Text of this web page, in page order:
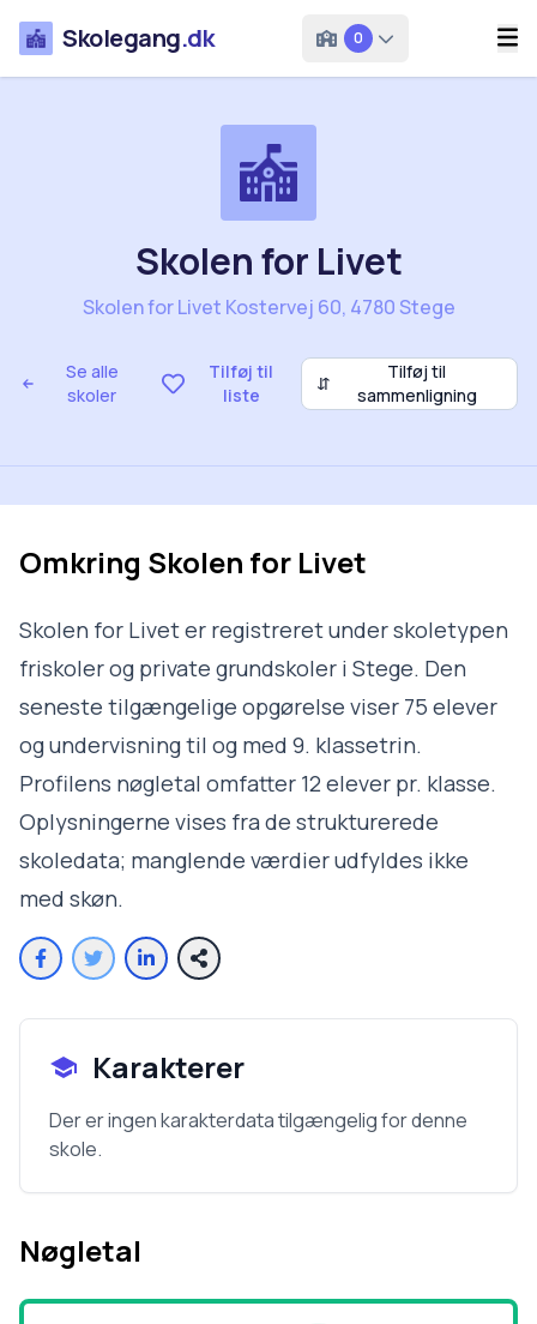
Skolegang.dk 0
Se alle
skoler
Tilføj til
liste
⇵
Tilføj til
sammenligning
Skolen for Livet
Skolen for Livet Kostervej 60, 4780 Stege
Omkring Skolen for Livet
Skolen for Livet er registreret under skoletypen
friskoler og private grundskoler i Stege. Den
seneste tilgængelige opgørelse viser 75 elever
og undervisning til og med 9. klassetrin.
Profilens nøgletal omfatter 12 elever pr. klasse.
Oplysningerne vises fra de strukturerede
skoledata; manglende værdier udfyldes ikke
med skøn.
Karakterer
Der er ingen karakterdata tilgængelig for denne
skole.
Nøgletal